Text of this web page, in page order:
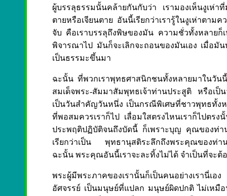
ผู้บรรลุธรรมนั้นคล้ายกันกับว่า เรามองเห็นงูเห่
ตายหรือเจียนตาย อันนี้เรียกว่าเรารู้ในงูเห่าตาม
จับ คือเราบรรลุถึงพิษของมัน ความชั่วทั้งหลายก็
พิจารณาไป มันก็จะเลิกจะถอนของมันเอง เมื่อมั
เป็นธรรมะขึ้นมา
ฉะนั้น ที่พวกเราพุทธศาสนิกชนทั้งหลายมาในวั
สมเด็จพระ-สัมมาสัมพุทธเจ้าท่านประสูติ หรือเ
เป็นวันสำคัญวันหนึ่ง เป็นกรณีพิเศษที่ชาวพุทธทั้ง
ที่พอสมควรเราก็ไป เลื่อมใสตรงไหนเราก็ไปต
ประพฤติปฏิบัติจนถึงบัดนี้ ก็เพราะบุญ คุณของท่า
เรียกว่าเป็น พุทธานุสติระลึกถึงพระคุณของท่
ฉะนั้น พระคุณอันนี้เราจะละทิ้งไม่ได้ จำเป็นที่จะ
พระผู้มีพระภาคของเรานั้นก็เป็นคนอย่างเรา
อัศจรรย์ เป็นมนุษย์ที่แปลก มนุษย์ผิดปกติ ไม่เหมื